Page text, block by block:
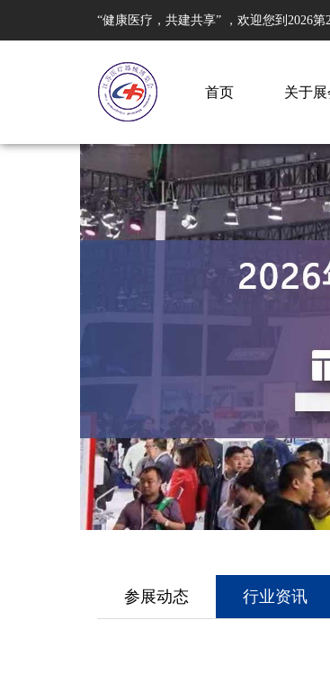
“健康医疗，共建共享” ，欢迎您到2026
首页 关于展
参展动态 行业资讯